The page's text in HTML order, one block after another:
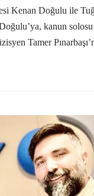
Kenan Doğulu ile
kanun solosu
Tamer